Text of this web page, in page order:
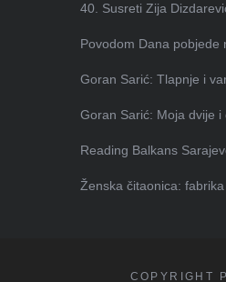
40. Susreti Zija
Povodom Dana pobjede
Goran Sarić: Tlapnje i
Goran Sarić: Moja dvije i
Reading Balkans
Ženska čitaonica: fabrika
COPYRIGHT